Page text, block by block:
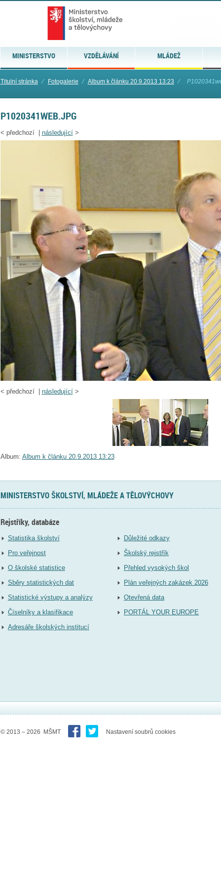
MINISTERSTVO VZDĚLÁVÁNÍ MLÁDEŽ
Titulní stránka ⁄ Fotogalerie ⁄ Album k článku 20.9.2013 13:23 ⁄
P1020341WEB.JPG
< předchozí | následující>
< předchozí | následující>
Album: Album k článku 20.9.2013 13:23
MINISTERSTVO ŠKOLSTVÍ, MLÁDEŽE A TĚLOVÝCHOVY
Rejstříky, databáze
Statistika školství
Pro veřejnost
O školské statistice
Sběry statistických dat
Statistické výstupy a analýzy
Číselníky a klasifikace
Adresáře školských institucí
Důležité odkazy
Školský rejstřík
Přehled vysokých škol
Plán veřejných zakázek 2026
Otevřená data
PORTÁL YOUR EUROPE
© 2013 – 2026 MŠMT Nastavení soubrů cookies